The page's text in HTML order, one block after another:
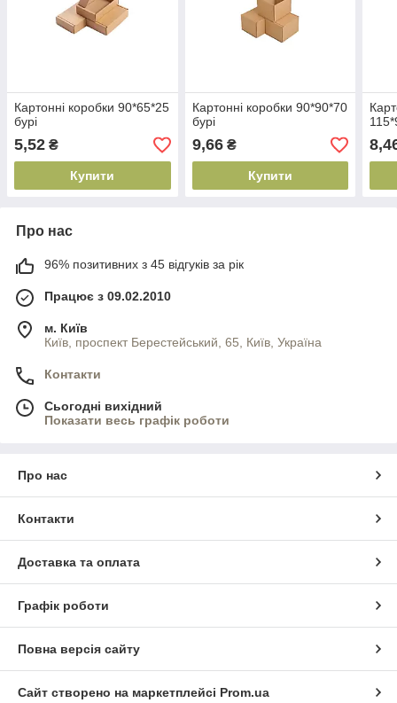
Картонні коробки 90*65*25
бурі
5,52 ₴
Купити
Картонні коробки 90*90*70
бурі
9,66₴
Купити
Про нас
96% позитивних з 45 відгуків за рік
Працює з 09.02.2010
м. Київ
Київ, проспект Берестейський, 65, Київ, Україна
Контакти
Сьогодні вихідний
Показати весь графік роботи
Про нас
Контакти
Доставка та оплата
Графік роботи
Повна версія сайту
Сайт створено на маркетплейсі Prom.ua